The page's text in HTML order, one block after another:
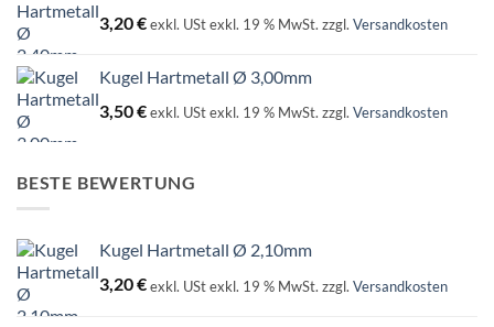
3,20€exkl. UStexkl. 19 % MwSt. zzgl. Versandkosten
Kugel Hartmetall Ø 3,00mm
3,50€exkl. UStexkl. 19 % MwSt. zzgl. Versandkosten
BESTE BEWERTUNG
Kugel Hartmetall Ø 2,10mm
3,20€exkl. UStexkl. 19 % MwSt. zzgl. Versandkosten